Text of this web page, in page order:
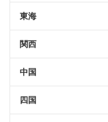
東海
関西
中国
四国